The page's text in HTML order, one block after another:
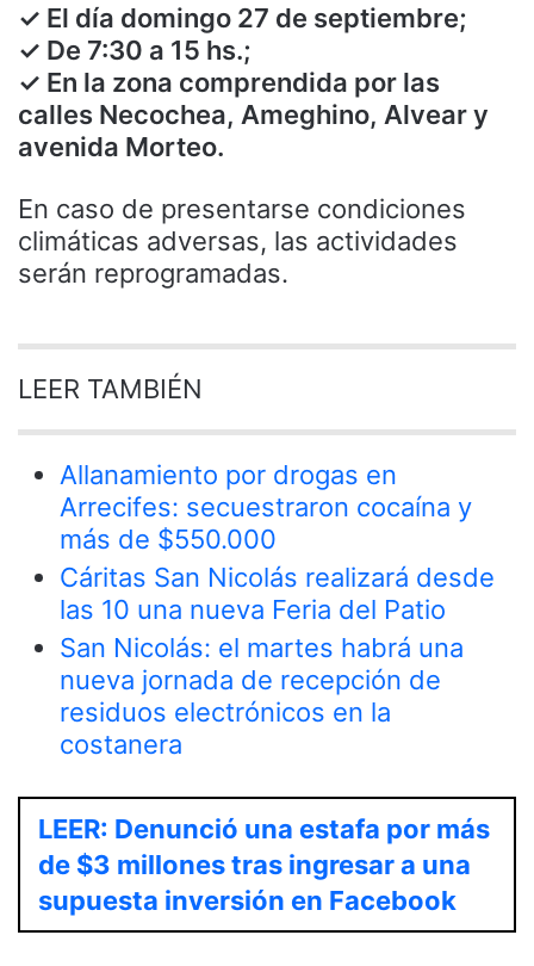
✓ El día domingo 27 de septiembre;
✓ De 7:30 a 15 hs.;
✓ En la zona comprendida por las
calles Necochea, Ameghino, Alvear y
avenida Morteo.
En caso de presentarse condiciones
climáticas adversas, las actividades
serán reprogramadas.
LEER TAMBIÉN
Allanamiento por drogas en
Arrecifes: secuestraron cocaína y
más de $550.000
Cáritas San Nicolás realizará desde
las 10 una nueva Feria del Patio
San Nicolás: el martes habrá una
nueva jornada de recepción de
residuos electrónicos en la
costanera
LEER: Denunció una estafa por más
de $3 millones tras ingresar a una
supuesta inversión en Facebook